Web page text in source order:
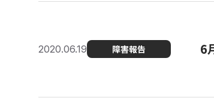
2020.06.19 障害報告 6